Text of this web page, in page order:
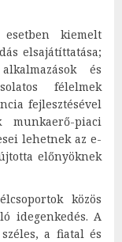
kiemelt
elsajátíttatása;
és
félelmek
fejlesztésével
munkaerő-piaci
lehetnek az e-
előnyöknek
közös
idegenkedés. A
a fiatal és